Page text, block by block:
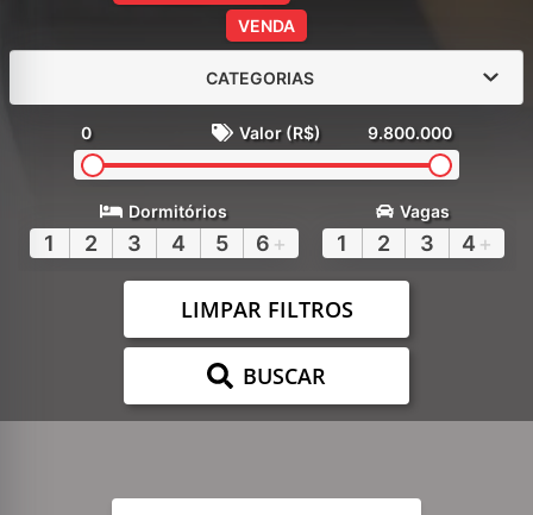
VENDA
CATEGORIAS
0 Valor (R$) 9.800.000
Dormitórios
1 2 3 4 5 6 +
Vagas
1 2 3 4 +
LIMPAR FILTROS
BUSCAR